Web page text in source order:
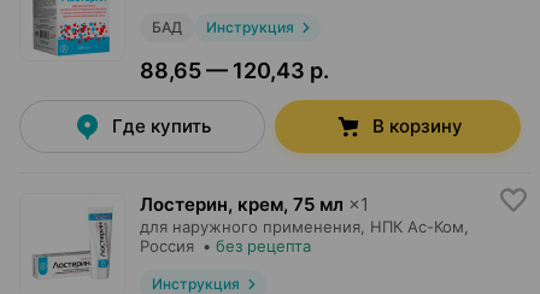
БАД Инструкция
88,65 — 120,43 р.
Где купить В корзину
Лостерин, крем, 75 мл ×1
для наружного применения, НПК Ас-Ком
Россия • без рецепта
Инструкция